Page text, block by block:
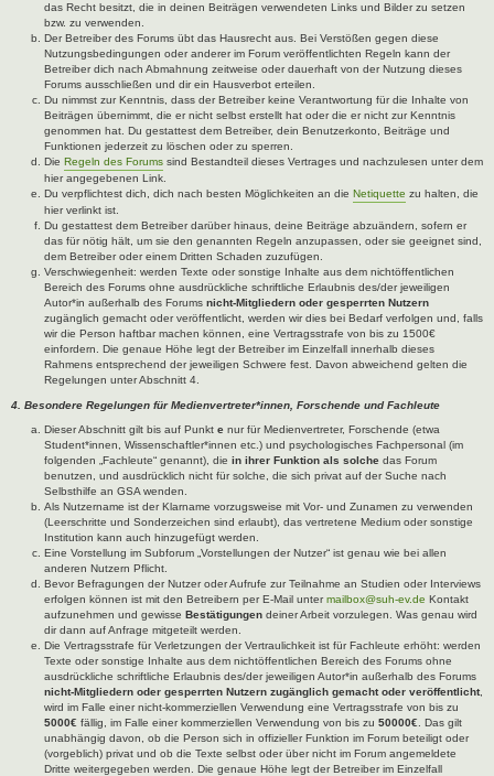
das Recht besitzt, die in deinen Beiträgen verwendeten Links und Bilder zu setzen
bzw. zu verwenden.
Der Betreiber des Forums übt das Hausrecht aus. Bei Verstößen gegen diese
Nutzungsbedingungen oder anderer im Forum veröffentlichten Regeln kann der
Betreiber dich nach Abmahnung zeitweise oder dauerhaft von der Nutzung dieses
Forums ausschließen und dir ein Hausverbot erteilen.
Du nimmst zur Kenntnis, dass der Betreiber keine Verantwortung für die Inhalte von
Beiträgen übernimmt, die er nicht selbst erstellt hat oder die er nicht zur Kenntnis
genommen hat. Du gestattest dem Betreiber, dein Benutzerkonto, Beiträge und
Funktionen jederzeit zu löschen oder zu sperren.
Die Regeln des Forums sind Bestandteil dieses Vertrages und nachzulesen unter dem
hier angegebenen Link.
Du verpflichtest dich, dich nach besten Möglichkeiten an die Netiquette zu halten, die
hier verlinkt ist.
Du gestattest dem Betreiber darüber hinaus, deine Beiträge abzuändern, sofern er
das für nötig hält, um sie den genannten Regeln anzupassen, oder sie geeignet sind,
dem Betreiber oder einem Dritten Schaden zuzufügen.
Verschwiegenheit: werden Texte oder sonstige Inhalte aus dem nichtöffentlichen
Bereich des Forums ohne ausdrückliche schriftliche Erlaubnis des/der jeweiligen
Autor*in außerhalb des Forums nicht-Mitgliedern oder gesperrten Nutzern
zugänglich gemacht oder veröffentlicht, werden wir dies bei Bedarf verfolgen und, falls
wir die Person haftbar machen können, eine Vertragsstrafe von bis zu 1500€
einfordern. Die genaue Höhe legt der Betreiber im Einzelfall innerhalb dieses
Rahmens entsprechend der jeweiligen Schwere fest. Davon abweichend gelten die
Regelungen unter Abschnitt 4.
4. Besondere Regelungen für Medienvertreter*innen, Forschende und Fachleute
Dieser Abschnitt gilt bis auf Punkt e nur für Medienvertreter, Forschende (etwa
Student*innen, Wissenschaftler*innen etc.) und psychologisches Fachpersonal (im
folgenden „Fachleute“ genannt), die in ihrer Funktion als solche das Forum
benutzen, und ausdrücklich nicht für solche, die sich privat auf der Suche nach
Selbsthilfe an GSA wenden.
Als Nutzername ist der Klarname vorzugsweise mit Vor- und Zunamen zu verwenden
(Leerschritte und Sonderzeichen sind erlaubt), das vertretene Medium oder sonstige
Institution kann auch hinzugefügt werden.
Eine Vorstellung im Subforum „Vorstellungen der Nutzer“ ist genau wie bei allen
anderen Nutzern Pflicht.
Bevor Befragungen der Nutzer oder Aufrufe zur Teilnahme an Studien oder Interviews
erfolgen können ist mit den Betreibern per E-Mail untermailbox@suh-ev.de Kontakt
aufzunehmen und gewisse Bestätigungen deiner Arbeit vorzulegen. Was genau wird
dir dann auf Anfrage mitgeteilt werden.
Die Vertragsstrafe für Verletzungen der Vertraulichkeit ist für Fachleute erhöht: werden
Texte oder sonstige Inhalte aus dem nichtöffentlichen Bereich des Forums ohne
ausdrückliche schriftliche Erlaubnis des/der jeweiligen Autor*in außerhalb des Forums
nicht-Mitgliedern oder gesperrten Nutzern zugänglich gemacht oder veröffentlicht,
wird im Falle einer nicht-kommerziellen Verwendung eine Vertragsstrafe von bis zu
5000€ fällig, im Falle einer kommerziellen Verwendung von bis zu 50000€ . Das gilt
unabhängig davon, ob die Person sich in offizieller Funktion im Forum beteiligt oder
(vorgeblich) privat und ob die Texte selbst oder über nicht im Forum angemeldete
Dritte weitergegeben werden. Die genaue Höhe legt der Betreiber im Einzelfall